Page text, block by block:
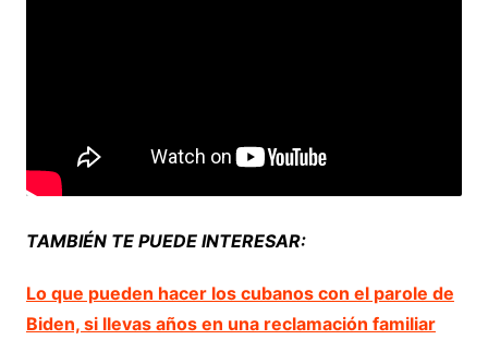
TAMBIÉN TE PUEDE INTERESAR:
Lo que pueden hacer los cubanos con el parole de
Biden, si llevas años en una reclamación familiar